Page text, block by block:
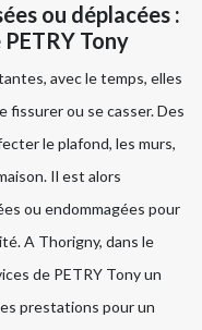
ou déplacées :
Tony
avec le temps, elles
fissurer ou se casser. Des
le plafond, les murs,
Il est alors
ou endommagées pour
A Thorigny, dans le
de PETRY Tony un
prestations pour un